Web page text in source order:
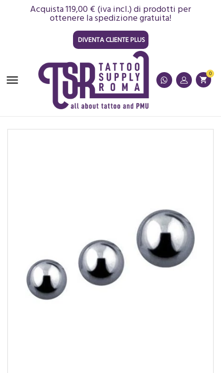
Acquista 119,00 € (iva incl.) di prodotti per
ottenere la spedizione gratuita!
DIVENTA CLIENTE PLUS
 shopping_cart
0